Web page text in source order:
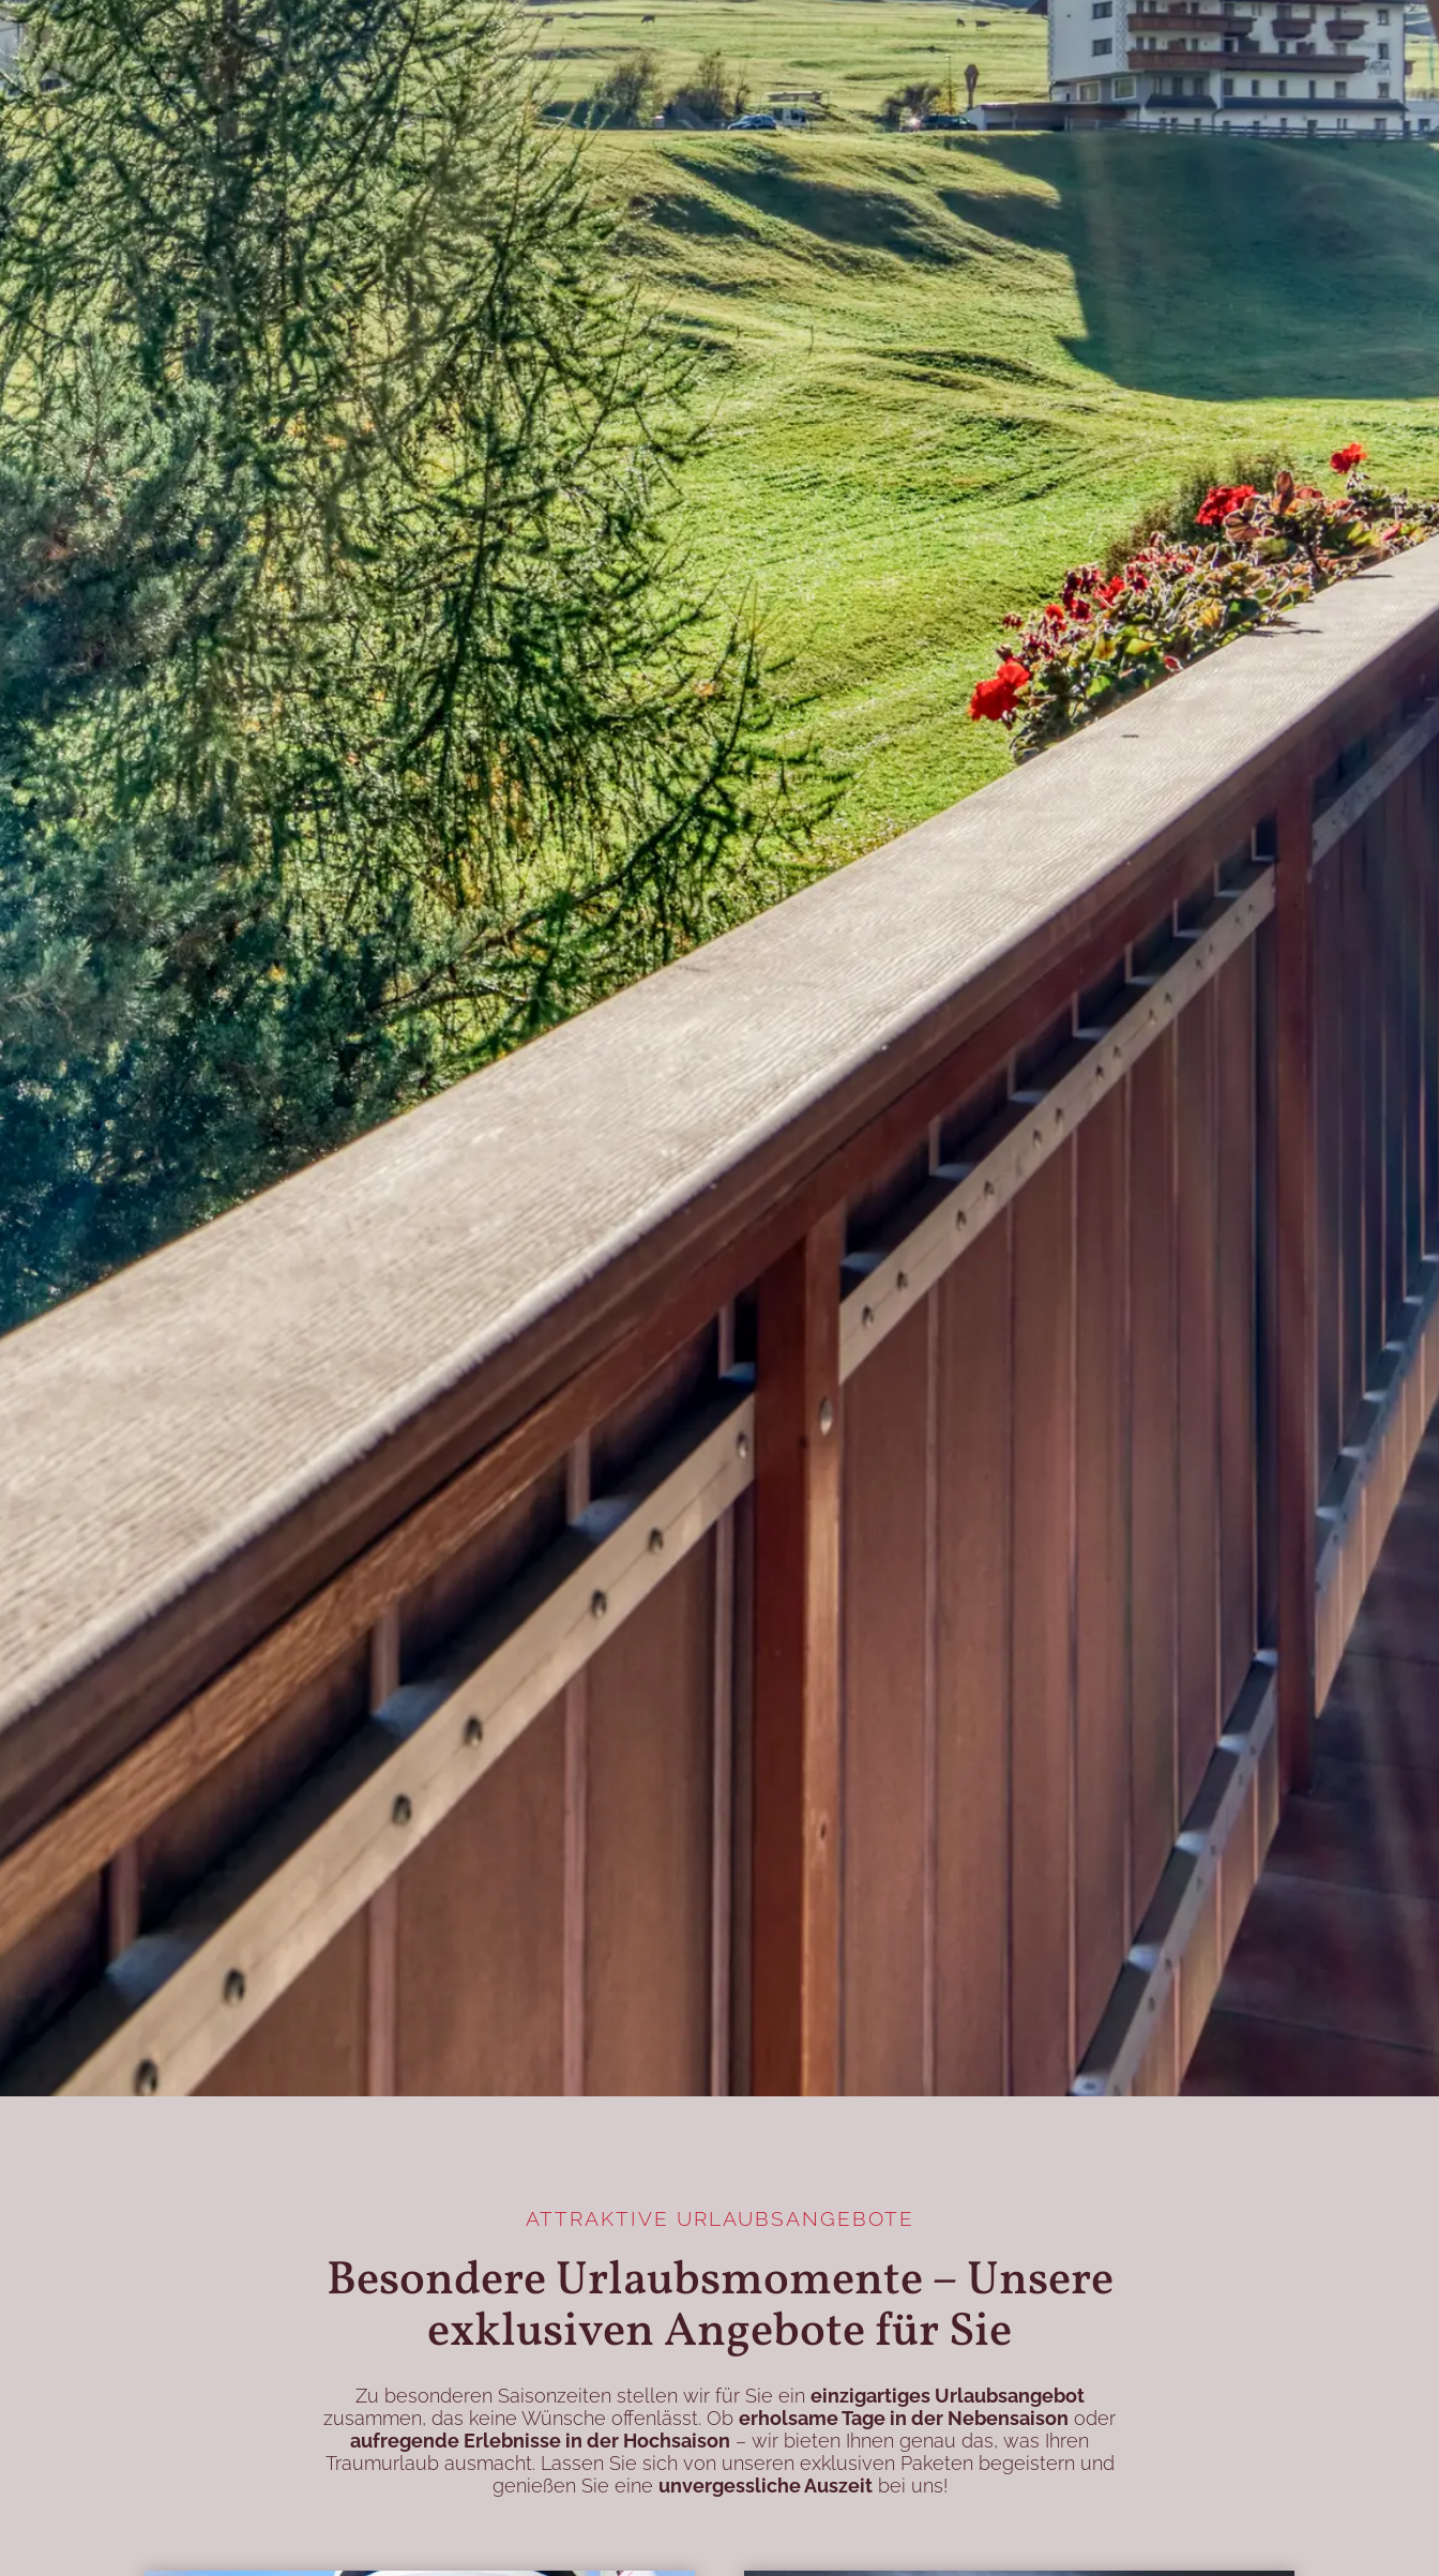
ATTRAKTIVE URLAUBSANGEBOTE
Besondere Urlaubsmomente – Unsere
exklusiven Angebote für Sie
Zu besonderen Saisonzeiten stellen wir für Sie ein einzigartiges Urlaubsangebot
zusammen, das keine Wünsche offenlässt. Ob erholsame Tage in der Nebensaison oder
aufregende Erlebnisse in der Hochsaison – wir bieten Ihnen genau das, was Ihren
Traumurlaub ausmacht. Lassen Sie sich von unseren exklusiven Paketen begeistern und
genießen Sie eine unvergessliche Auszeitbei uns!